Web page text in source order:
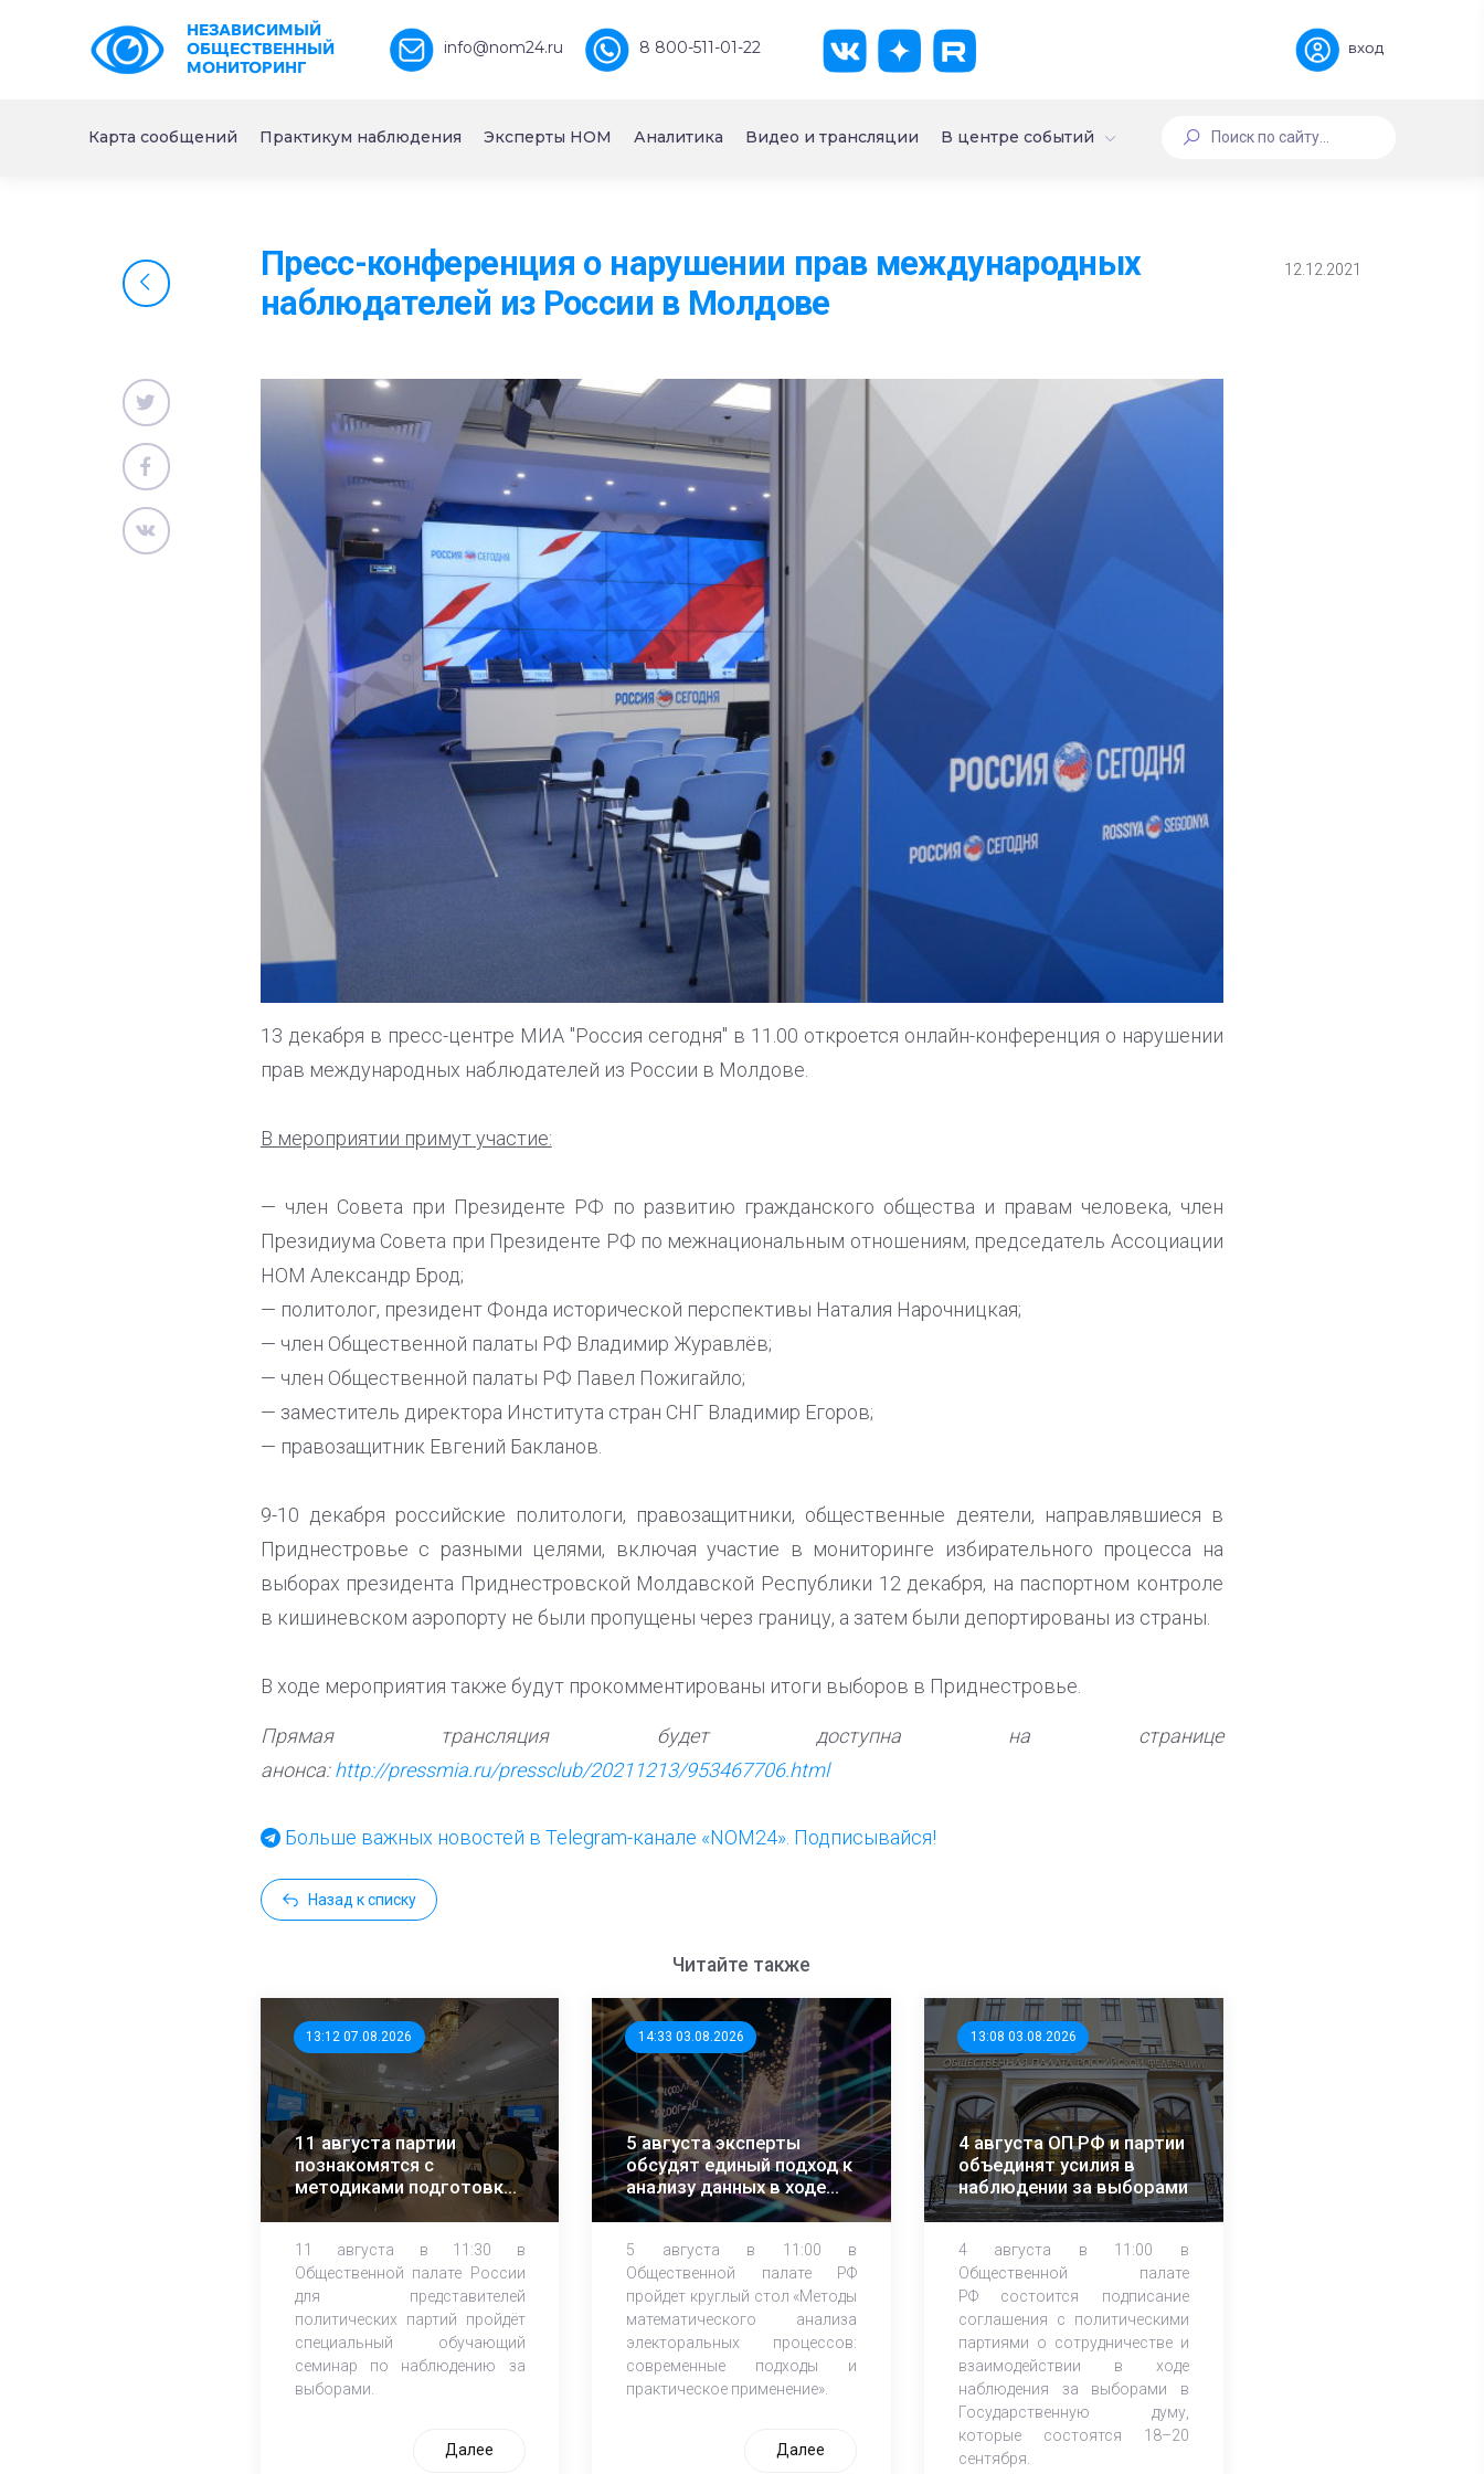
НЕЗАВИСИМЫЙ
ОБЩЕСТВЕННЫЙ
МОНИТОРИНГ
info@nom24.ru 8 800-511-01-22 вход
Карта сообщений Практикум наблюдения Эксперты НОМ Аналитика Видео и трансляции В центре событий
Пресс-конференция о нарушении прав международных
наблюдателей из России в Молдове
12.12.2021
13 декабря в пресс-центре МИА "Россия сегодня" в 11.00 откроется онлайн-конференция о нарушении
прав международных наблюдателей из России в Молдове.
В мероприятии примут участие:
— член Совета при Президенте РФ по развитию гражданского общества и правам человека, член
Президиума Совета при Президенте РФ по межнациональным отношениям, председатель Ассоциации
НОМ Александр Брод;
— политолог, президент Фонда исторической перспективы Наталия Нарочницкая;
— член Общественной палаты РФ Владимир Журавлёв;
— член Общественной палаты РФ Павел Пожигайло;
— заместитель директора Института стран СНГ Владимир Егоров;
— правозащитник Евгений Бакланов.
9-10 декабря российские политологи, правозащитники, общественные деятели, направлявшиеся в
Приднестровье с разными целями, включая участие в мониторинге избирательного процесса на
выборах президента Приднестровской Молдавской Республики 12 декабря, на паспортном контроле
в кишиневском аэропорту не были пропущены через границу, а затем были депортированы из страны.
В ходе мероприятия также будут прокомментированы итоги выборов в Приднестровье.
Прямая трансляция будет доступна на странице
анонса:http://pressmia.ru/pressclub/20211213/953467706.html
Больше важных новостей в Telegram-канале «NOM24». Подписывайся!
Назад к списку
Читайте также
13:12 07.08.2026
11 августа партии
познакомятся с
методиками подготовки
независимых
11 августа в 11:30 в
Общественной палате России
для представителей
политических партий пройдёт
специальный обучающий
семинар по наблюдению за
выборами.
Далее
14:33 03.08.2026
5 августа эксперты
обсудят единый подход к
анализу данных в ходе
ЕДГ-2026
5 августа в 11:00 в
Общественной палате РФ
пройдет круглый стол «Методы
математического анализа
электоральных процессов:
современные подходы и
практическое применение».
Далее
13:08 03.08.2026
4 августа ОП РФ и партии
объединят усилия в
наблюдении за выборами
4 августа в 11:00 в
Общественной палате
РФ состоится подписание
соглашения с политическими
партиями о сотрудничестве и
взаимодействии в ходе
наблюдения за выборами в
Государственную думу,
которые состоятся 18–20
сентября.